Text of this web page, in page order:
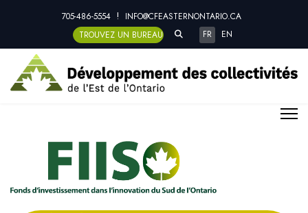
705-486-5554
INFO@CFEASTERNONTARIO.CA
TROUVEZ UN BUREAU PRÈS DE CHEZ VOUS
SEARCH ICON
Sélectionnez votre langue
FR EN